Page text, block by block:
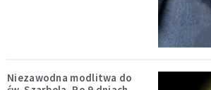
Niezawodna modlitwa do